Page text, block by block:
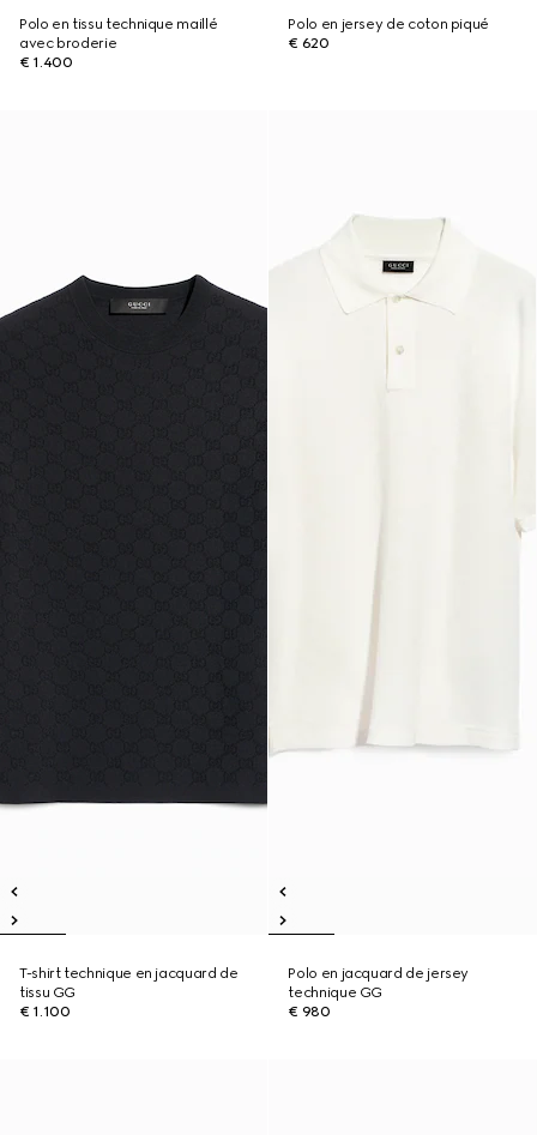
Polo en tissu technique maillé
avec broderie
€ 1.400
Polo en jersey de coton piqué
€ 620
T-shirt technique en jacquard de
tissu GG
€ 1.100
Polo en jacquard de jersey
technique GG
€ 980